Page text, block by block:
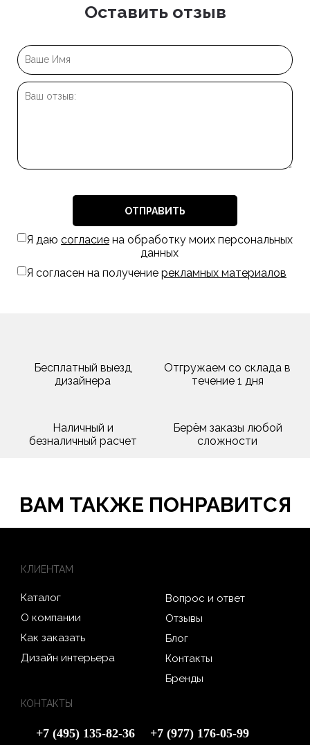
Оставить отзыв
ОТПРАВИТЬ
Я даю согласие на обработку моих персональных
данных
Я согласен на получение рекламных материалов
Бесплатный выезд
дизайнера
Отгружаем со склада в
течение 1 дня
Наличный и
безналичный расчет
Берём заказы любой
сложности
ВАМ ТАКЖЕ ПОНРАВИТСЯ
КЛИЕНТАМ
Каталог
О компании
Как заказать
Дизайн интерьера
Вопрос и ответ
Отзывы
Блог
Контакты
Бренды
КОНТАКТЫ
+7 (495) 135-82-36 +7 (977) 176-05-99